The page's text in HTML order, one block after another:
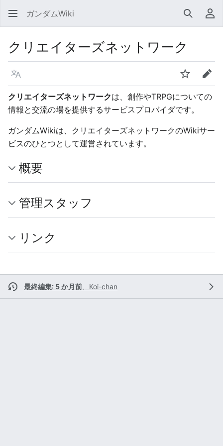
ガンダムWiki 検索 利
クリエイターズネットワーク
言語 ウォッチ編集
クリエイターズネットワークは、創作やTRPGについての
情報と交流の場を提供するサービスプロバイダです。
ガンダムWikiは、クリエイターズネットワークのWikiサー
ビスのひとつとして運営されています。
概要
管理スタッフ
リンク
最終編集: 5 か月前 Koi-chan